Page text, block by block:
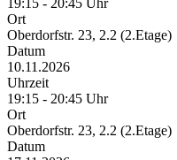
Ort
Oberdorfstr. 23, 2.2 (2.Etage)
Datum
10.11.2026
Uhrzeit
19:15 - 20:45 Uhr
Ort
Oberdorfstr. 23, 2.2 (2.Etage)
Datum